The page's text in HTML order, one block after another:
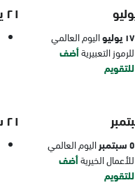
١٧ يوليو
اليوم العالمي
للرموز التعبيريةأضف
للتقويم
٢١ يوليو
٥ سبتمبر
اليوم العالمي
للأعمال الخيريةأضف
للتقويم
٢١ سبتمبر